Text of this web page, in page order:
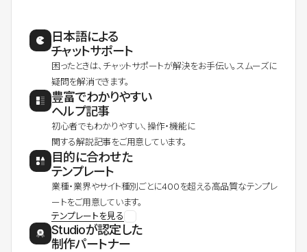
日本語による
チャットサポート
困ったときは、チャットサポートが解決をお手伝い。スムーズに
疑問を解消できます。
豊富でわかりやすい
ヘルプ記事
初心者でもわかりやすい、操作・機能に
関する解説記事をご用意しています。
目的に合わせた
テンプレート
業種・業界やサイト種別ごとに400を超える高品質なテンプレ
ートをご用意しています。
テンプレートを見る
Studioが認定した
制作パートナー